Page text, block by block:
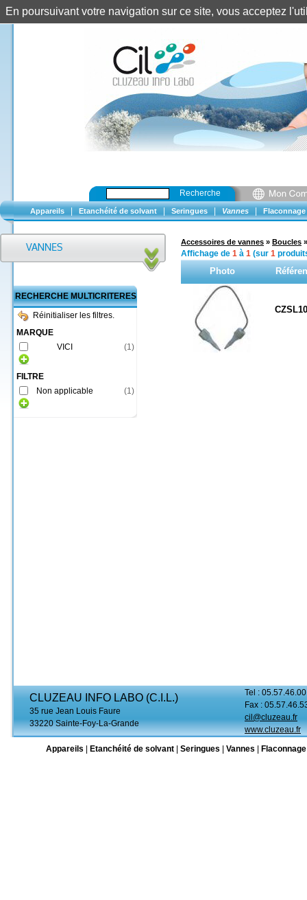
Recherche
Appareils Etanchéité de solvant Seringues Vannes Flaconnage
RECHERCHE MULTICRITERES
Réinitialiser les filtres.
MARQUE
VICI
(1)
FILTRE
Non applicable
(1)
Accessoires de vannes » Boucles
Affichage de 1 à 1 (sur 1
Photo
CLUZEAU INFO LABO (C.I.L.)
35 rue Jean Louis Faure
33220 Sainte-Foy-La-Grande
Tel :
Fax :
cil@cluzeau.fr
www.cluzeau.fr
Appareils
Etanchéité de solvant Seringues Vannes Flaconnage
En poursuivant votre navigation sur ce site, vous acceptez